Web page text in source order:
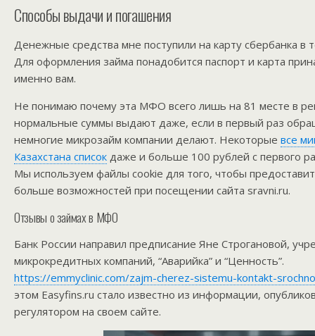
Способы выдачи и погашения
Денежные средства мне поступили на карту сбербанка в
Для оформления займа понадобится паспорт и карта
именно вам.
Не понимаю почему эта МФО всего лишь на 81 месте в
нормальные суммы выдают даже, если в первый раз
немногие микрозайм компании делают. Некоторые все
Казахстана список даже и больше 100 рублей с первого
Мы используем файлы cookie для того, чтобы
больше возможностей при посещении сайта sravni.ru.
Отзывы о займах в МФО
Банк России направил предписание Яне Строгановой,
микрокредитных компаний, “Аварийка” и “Ценность”.
https://emmyclinic.com/zajm-cherez-sistemu-kontakt-
этом Easyfins.ru стало известно из информации,
регулятором на своем сайте.